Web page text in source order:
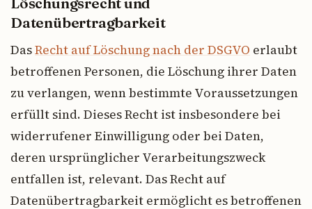
Datenübertragbarkeit
DasRecht auf Löschung nach der DSGVO erlaubt
betroffenen Personen, die Löschung ihrer Daten
zu verlangen, wenn bestimmte Voraussetzungen
erfüllt sind. Dieses Recht ist insbesondere bei
widerrufener Einwilligung oder bei Daten,
deren ursprünglicher Verarbeitungszweck
entfallen ist, relevant. Das Recht auf
Datenübertragbarkeit ermöglicht es betroffenen